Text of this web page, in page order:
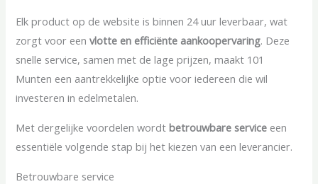
Elk product op de website is binnen 24 uur leverbaar, wat
zorgt voor eenvlotte en efficiënte aankoopervaring. Deze
snelle service, samen met de lage prijzen, maakt 101
Munten een aantrekkelijke optie voor iedereen die wil
investeren in edelmetalen.
Met dergelijke voordelen wordtbetrouwbare service een
essentiële volgende stap bij het kiezen van een leverancier.
Betrouwbare service